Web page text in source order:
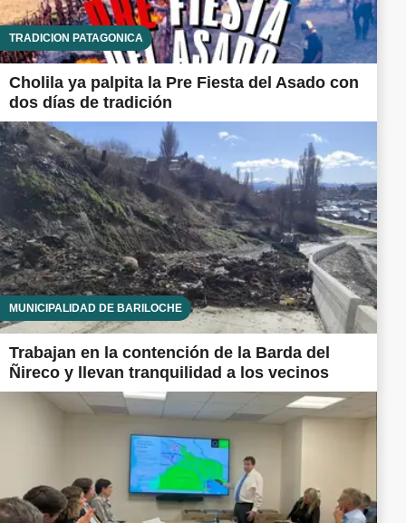
TRADICIÓN PATAGÓNICA
Cholila ya palpita la Pre Fiesta del Asado con
dos días de tradición
MUNICIPALIDAD DE BARILOCHE
Trabajan en la contención de la Barda del
Ñireco y llevan tranquilidad a los vecinos